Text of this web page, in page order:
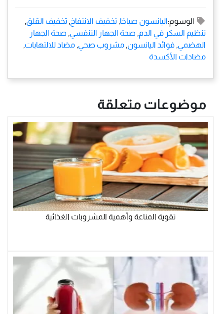
الوسوم:اليانسون صباحًا, تخفيف الانتفاخ , تخفيف القلق,
تنظيم السكر في الدم, صحة الجهاز التنفسي, صحة الجهاز
الهضمي, فوائد اليانسون, مشروب صحي, مضاد للالتهابات,
مضادات الأكسدة
موضوعات متعلقة
تقوية المناعة وأهمية المشروبات الغذائية